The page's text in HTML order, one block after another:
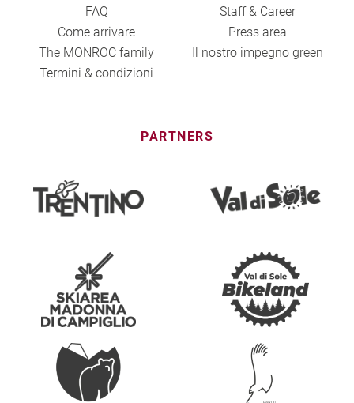
FAQ
Come arrivare
The MONROC family
Termini & condizioni
Staff & Career
Press area
Il nostro impegno green
PARTNERS